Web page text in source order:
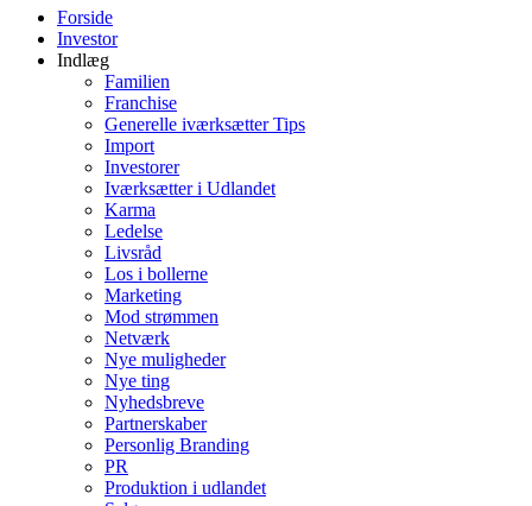
Forside
Investor
Indlæg
Familien
Franchise
Generelle iværksætter Tips
Import
Investorer
Iværksætter i Udlandet
Karma
Ledelse
Livsråd
Los i bollerne
Marketing
Mod strømmen
Netværk
Nye muligheder
Nye ting
Nyhedsbreve
Partnerskaber
Personlig Branding
PR
Produktion i udlandet